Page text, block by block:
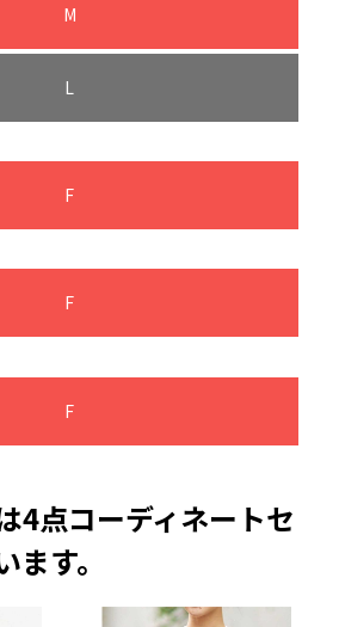
M
L
F
F
F
4点コーディネートセ
す。